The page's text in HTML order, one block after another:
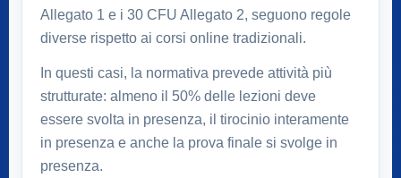
Allegato 1 e i 30 CFU Allegato 2, seguono regole
diverse rispetto ai corsi online tradizionali.
In questi casi, la normativa prevede attività più
strutturate: almeno il 50% delle lezioni deve
essere svolta in presenza, il tirocinio interamente
in presenza e anche la prova finale si svolge in
presenza.